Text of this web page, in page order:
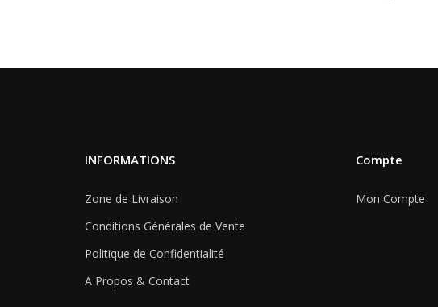
INFORMATIONS
Zone de Livraison
Conditions Générales de Vente
Politique de Confidentialité
A Propos & Contact
Compte
Mon Compte